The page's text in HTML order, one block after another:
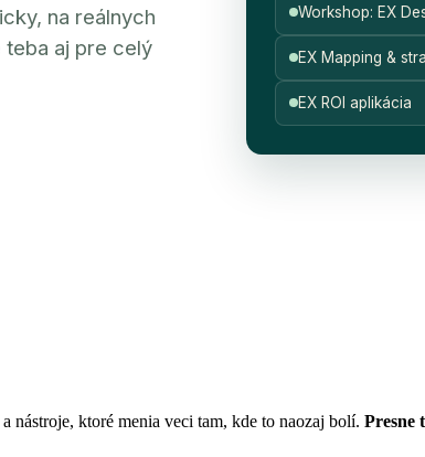
na reálnych
teba aj pre celý
Workshop: EX
EX Mapping &
EX ROI aplikácia
ktoré menia veci tam, kde to naozaj bolí. Presne